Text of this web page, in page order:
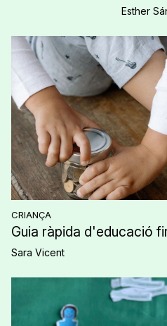
CRIANÇA
Guia ràpida d'educació
Sara Vicent
Esther